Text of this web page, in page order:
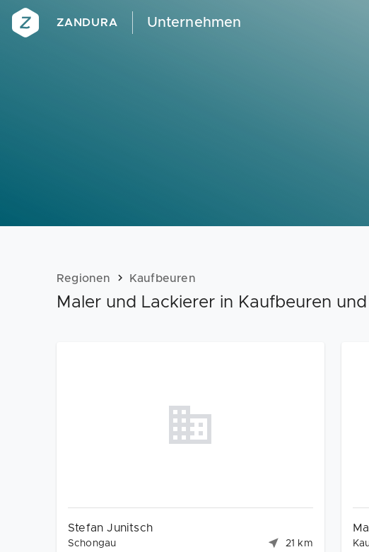
ZANDURA Unternehmen
Regionen Kaufbeuren
Maler und Lackierer in Kaufbeuren
Stefan Junitsch
Schongau 21 km